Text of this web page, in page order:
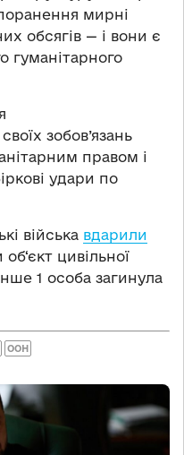
мирні
обсягів — і вони є
гуманітарного
зобов’язань
правом і
удари по
війська вдарили
цивільної
1 особа загинула
ООН